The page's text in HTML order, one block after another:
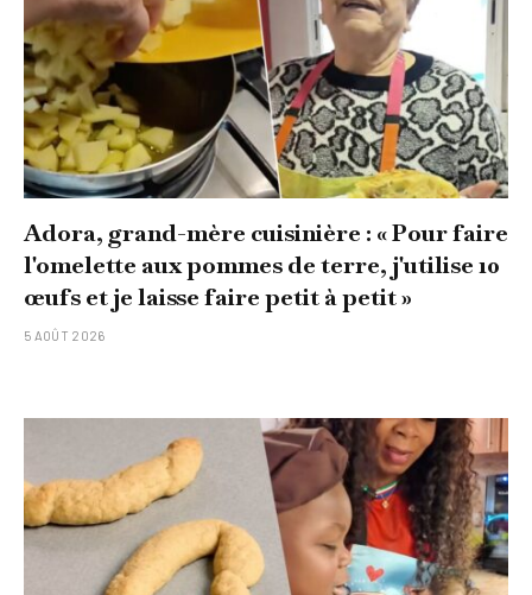
Adora, grand-mère cuisinière : « Pour faire
l'omelette aux pommes de terre, j'utilise 10
œufs et je laisse faire petit à petit »
5 AOÛT 2026